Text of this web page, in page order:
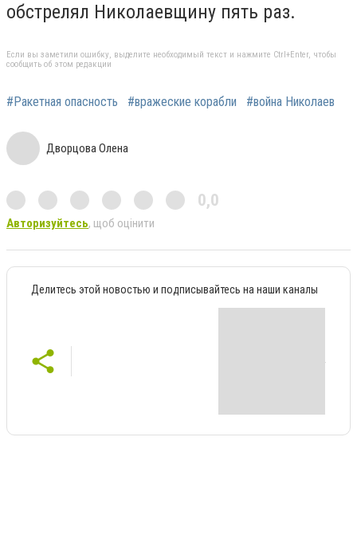
обстрелял Николаевщину пять раз.
Если вы заметили ошибку, выделите необходимый текст и нажмите Ctrl+Enter, чтобы
сообщить об этом редакции
#Ракетная опасность #вражеские корабли #война Николаев
Дворцова Олена
0,0
Авторизуйтесь, щоб оцінити
Делитесь этой новостью и подписывайтесь на наши каналы